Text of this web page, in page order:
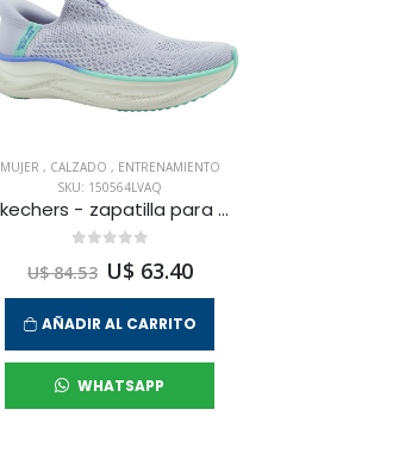
MUJER , CALZADO , ENTRENAMIENTO
SKU: 150564LVAQ
skechers - zapatilla para entrenamiento skech cloud para mujer
U$ 84.53 U$ 63.40
AÑADIR AL CARRITO
WHATSAPP